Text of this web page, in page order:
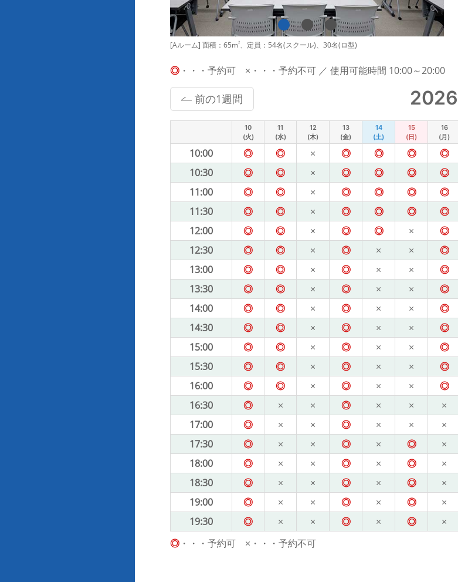
[Aルーム] 面積：65m2、定員：54名(スクール)、30名(ロ型)
◎ ・・・予約可 ×・・・予約不可 ／ 使用可能時間 10:00～20:00
2026
前の1週間
10
(火)
11
(水)
12
(木)
13
(金)
14
(土)
15
(日)
16
(月)
10:00 ◎ ◎ × ◎ ◎ ◎ ◎
10:30
◎ ◎ × ◎ ◎ ◎ ◎
11:00
◎ ◎ × ◎ ◎ ◎ ◎
11:30
◎ ◎ × ◎ ◎ ◎ ◎
12:00
◎ ◎ × ◎ ◎ × ◎
12:30
◎ ◎ × ◎ × × ◎
13:00
◎ ◎ × ◎ × × ◎
13:30
◎ ◎ × ◎ × × ◎
14:00
◎ ◎ × ◎ × × ◎
14:30
◎ ◎ × ◎ × × ◎
15:00
◎ ◎ × ◎ × × ◎
15:30
◎ ◎ × ◎ × × ◎
16:00
◎ ◎ × ◎ × × ◎
16:30
◎ × × ◎ × × ×
17:00
◎ × × ◎ × × ×
17:30
◎ × × ◎ × ◎ ×
18:00
◎ × × ◎ × ◎ ×
18:30
◎ × × ◎ × ◎ ×
19:00
◎ × × ◎ × ◎ ×
19:30
◎ × × ◎ × ◎ ×
◎ ・・・予約可 ×・・・予約不可